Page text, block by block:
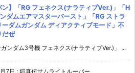
ン】「RG フェネクス(ナラティブVer.)」「H
ダムエアマスターバースト」「RG ストラ
ーダムガンダム ディアクティブモード」不
だぜ
ンダム3号機 フェネクス(ナラティブVer.)」 ...
7日 : 鎧真伝サムライトルーパー